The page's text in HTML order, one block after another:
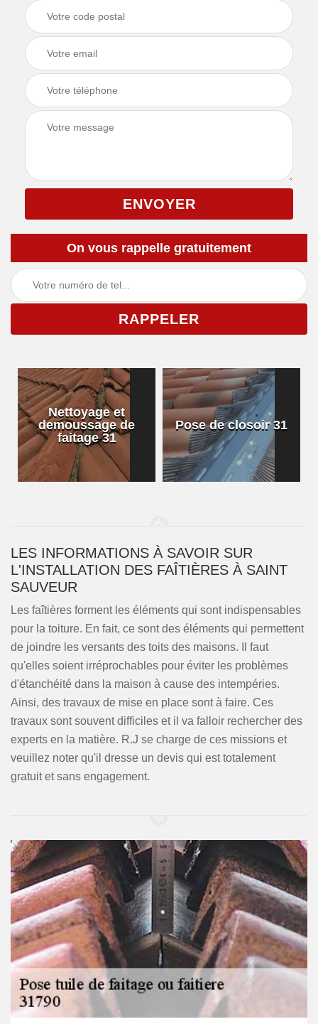
On vous rappelle gratuitement
Nettoyage et
demoussage de
faitage 31
Pose de closoir 31
LES INFORMATIONS À SAVOIR SUR
L'INSTALLATION DES FAÎTIÈRES À SAINT
SAUVEUR
Les faîtières forment les éléments qui sont indispensables
pour la toiture. En fait, ce sont des éléments qui permettent
de joindre les versants des toits des maisons. Il faut
qu'elles soient irréprochables pour éviter les problèmes
d'étanchéité dans la maison à cause des intempéries.
Ainsi, des travaux de mise en place sont à faire. Ces
travaux sont souvent difficiles et il va falloir rechercher des
experts en la matière. R.J se charge de ces missions et
veuillez noter qu'il dresse un devis qui est totalement
gratuit et sans engagement.